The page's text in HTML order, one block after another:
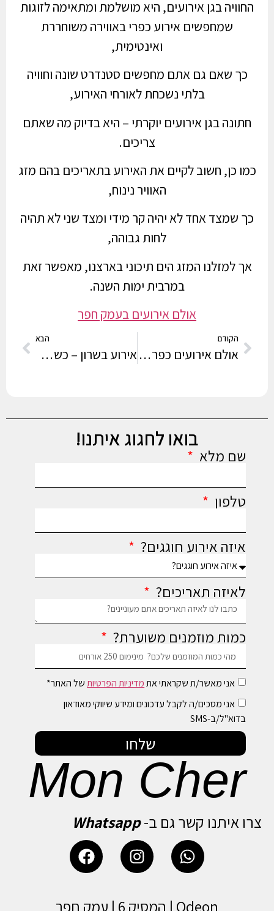
החוויה בגן אירועים, היא מושלמת ומתאימה לזוגות
שמחפשים אירוע כפרי באווירה משוחררת
ואינטימית,
כך שאם גם אתם מחפשים סטנדרט שונה וחוויה
בלתי נשכחת לאורחי האירוע,
חתונה בגן אירועים יוקרתי – היא בדיוק מה שאתם
צריכים.
כמו כן, חשוב לקיים את האירוע בתאריכים בהם מזג
האוויר נינוח,
כך שמצד אחד לא יהיה קר מידי ומצד שני לא תהיה
לחות גבוהה,
אך למזלנו המזג הים תיכוני בארצנו, מאפשר זאת
במרבית ימות השנה.
אולם אירועים בעמק חפר
הקודם
אולם אירועים כפר סבא
הבא
אירוע בשרון – כשרות, קייטרינג, מחירים, ומה שביניהם
בואו לחגוג איתנו!
שם מלא
טלפון
איזה אירוע חוגגים?
לאיזה תאריכים?
כמות מוזמנים משוערת?
אני מאשר/ת שקראתי אתמדיניות הפרטיותשל האתר*
אני מסכים/ה לקבל עדכונים ומידע שיווקי מאודאון
בדוא"ל/ב-SMS
שלחו
Mon Cher
צרו איתנו קשר גם ב-Whatsapp
Odeon | המסיק 6 | עמק חפר